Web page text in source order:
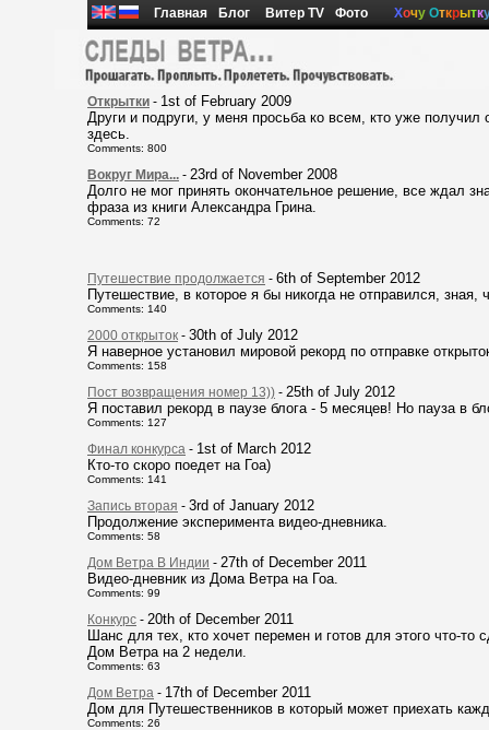
Главная Блог Витер TV Фото Хочу Открытк
Открытки - 1st of February 2009
Други и подруги, у меня просьба ко всем, кто уже получил
здесь.
Comments: 800
Вокруг Мира... - 23rd of November 2008
Долго не мог принять окончательное решение, все ждал
фраза из книги Александра Грина.
Comments: 72
Путешествие продолжается - 6th of September 2012
Путешествие, в которое я бы никогда не отправился, зная,
Comments: 140
2000 открыток - 30th of July 2012
Я наверное установил мировой рекорд по отправке
Comments: 158
Пост возвращения номер 13)) - 25th of July 2012
Я поставил рекорд в паузе блога - 5 месяцев! Но пауза в
Comments: 127
Финал конкурса - 1st of March 2012
Кто-то скоро поедет на Гоа)
Comments: 141
Запись вторая - 3rd of January 2012
Продолжение эксперимента видео-дневника.
Comments: 58
Дом Ветра В Индии - 27th of December 2011
Видео-дневник из Дома Ветра на Гоа.
Comments: 99
Конкурс - 20th of December 2011
Шанс для тех, кто хочет перемен и готов для этого что-то
Дом Ветра на 2 недели.
Comments: 63
Дом Ветра - 17th of December 2011
Дом для Путешественников в который может приехать
Comments: 26